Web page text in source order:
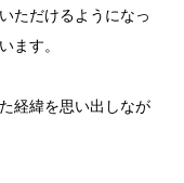
ただけるようになっ
ます。
経緯を思い出しなが